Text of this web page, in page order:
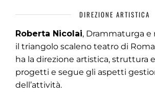
DIREZIONE ARTISTICA
Roberta Nicolai, Drammaturga e
il triangolo scaleno teatro di
ha la direzione artistica, struttura
progetti e segue gli aspetti
dell’attività.